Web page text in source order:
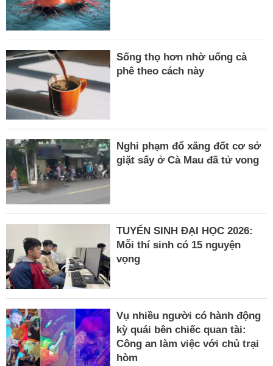
Sống thọ hơn nhờ uống cà
phê theo cách này
Nghi phạm đổ xăng đốt cơ sở
giặt sấy ở Cà Mau đã tử vong
TUYỂN SINH ĐẠI HỌC 2026:
Mỗi thí sinh có 15 nguyện
vọng
Vụ nhiều người có hành động
kỳ quái bên chiếc quan tài:
Công an làm việc với chủ trại
hòm